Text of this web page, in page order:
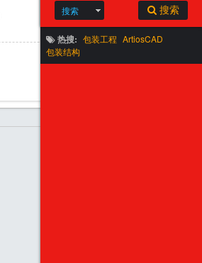
搜索 搜索
热搜: 包装工程 ArtiosCAD
包装结构